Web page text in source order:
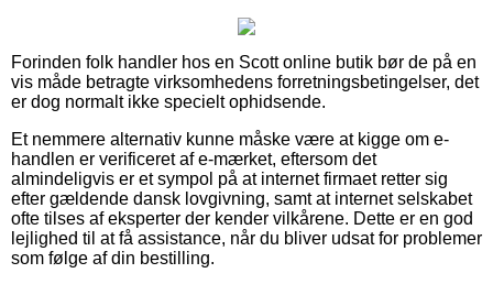
Forinden folk handler hos en Scott online butik bør de på en
vis måde betragte virksomhedens forretningsbetingelser, det
er dog normalt ikke specielt ophidsende.
Et nemmere alternativ kunne måske være at kigge om e-
handlen er verificeret af e-mærket, eftersom det
almindeligvis er et sympol på at internet firmaet retter sig
efter gældende dansk lovgivning, samt at internet selskabet
ofte tilses af eksperter der kender vilkårene. Dette er en god
lejlighed til at få assistance, når du bliver udsat for problemer
som følge af din bestilling.